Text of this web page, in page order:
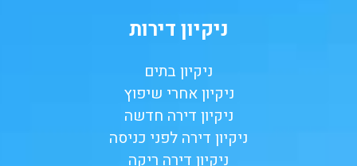
ניקיון דירות
ניקיון בתים
ניקיון אחרי שיפוץ
ניקיון דירה חדשה
ניקיון דירה לפני כניסה
ניקיון דירה ריקה